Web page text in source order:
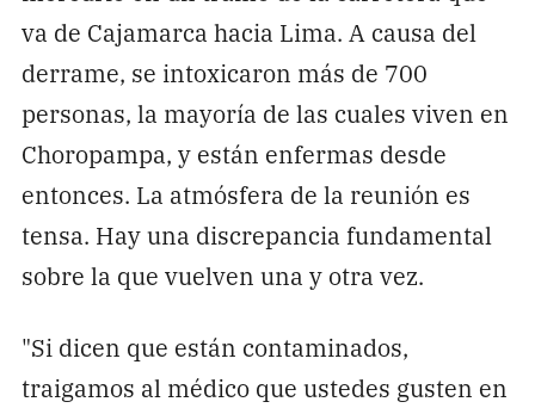
va de Cajamarca hacia Lima. A causa del
derrame, se intoxicaron más de 700
personas, la mayoría de las cuales viven en
Choropampa, y están enfermas desde
entonces. La atmósfera de la reunión es
tensa. Hay una discrepancia fundamental
sobre la que vuelven una y otra vez.
"Si dicen que están contaminados,
traigamos al médico que ustedes gusten en